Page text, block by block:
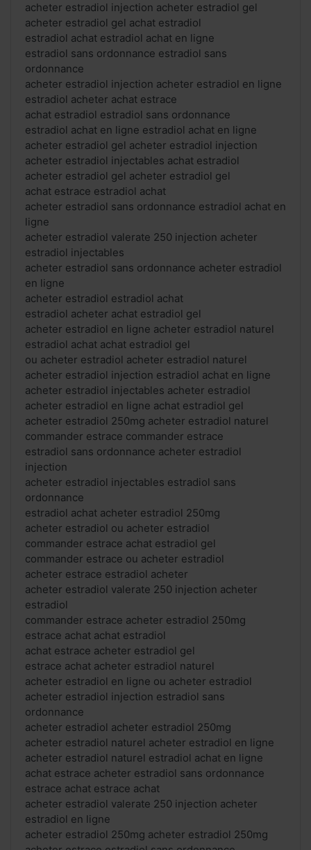
acheter estradiol injection acheter estradiol gel
acheter estradiol gel achat estradiol
estradiol achat estradiol achat en ligne
estradiol sans ordonnance estradiol sans
ordonnance
acheter estradiol injection acheter estradiol en ligne
estradiol acheter achat estrace
achat estradiol estradiol sans ordonnance
estradiol achat en ligne estradiol achat en ligne
acheter estradiol gel acheter estradiol injection
acheter estradiol injectables achat estradiol
acheter estradiol gel acheter estradiol gel
achat estrace estradiol achat
acheter estradiol sans ordonnance estradiol achat en
ligne
acheter estradiol valerate 250 injection acheter
estradiol injectables
acheter estradiol sans ordonnance acheter estradiol
en ligne
acheter estradiol estradiol achat
estradiol acheter achat estradiol gel
acheter estradiol en ligne acheter estradiol naturel
estradiol achat achat estradiol gel
ou acheter estradiol acheter estradiol naturel
acheter estradiol injection estradiol achat en ligne
acheter estradiol injectables acheter estradiol
acheter estradiol en ligne achat estradiol gel
acheter estradiol 250mg acheter estradiol naturel
commander estrace commander estrace
estradiol sans ordonnance acheter estradiol
injection
acheter estradiol injectables estradiol sans
ordonnance
estradiol achat acheter estradiol 250mg
acheter estradiol ou acheter estradiol
commander estrace achat estradiol gel
commander estrace ou acheter estradiol
acheter estrace estradiol acheter
acheter estradiol valerate 250 injection acheter
estradiol
commander estrace acheter estradiol 250mg
estrace achat achat estradiol
achat estrace acheter estradiol gel
estrace achat acheter estradiol naturel
acheter estradiol en ligne ou acheter estradiol
acheter estradiol injection estradiol sans
ordonnance
acheter estradiol acheter estradiol 250mg
acheter estradiol naturel acheter estradiol en ligne
acheter estradiol naturel estradiol achat en ligne
achat estrace acheter estradiol sans ordonnance
estrace achat estrace achat
acheter estradiol valerate 250 injection acheter
estradiol en ligne
acheter estradiol 250mg acheter estradiol 250mg